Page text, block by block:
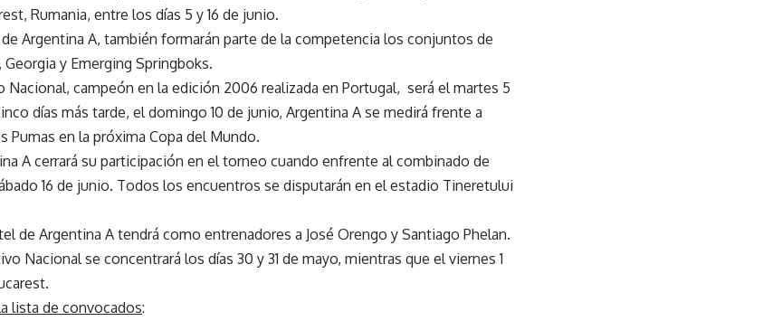
Rumania, entre los días 5 y 16 de junio.
Argentina A, también formarán parte de la competencia los conjuntos de
y Emerging Springboks.
Nacional, campeón en la edición 2006 realizada en Portugal, será el martes 5
días más tarde, el domingo 10 de junio, Argentina A se medirá frente a
Pumas en la próxima Copa del Mundo.
A cerrará su participación en el torneo cuando enfrente al combinado de
16 de junio. Todos los encuentros se disputarán en el estadio Tineretului
de Argentina A tendrá como entrenadores a José Orengo y Santiago Phelan.
Nacional se concentrará los días 30 y 31 de mayo, mientras que el viernes 1
lista de convocados: